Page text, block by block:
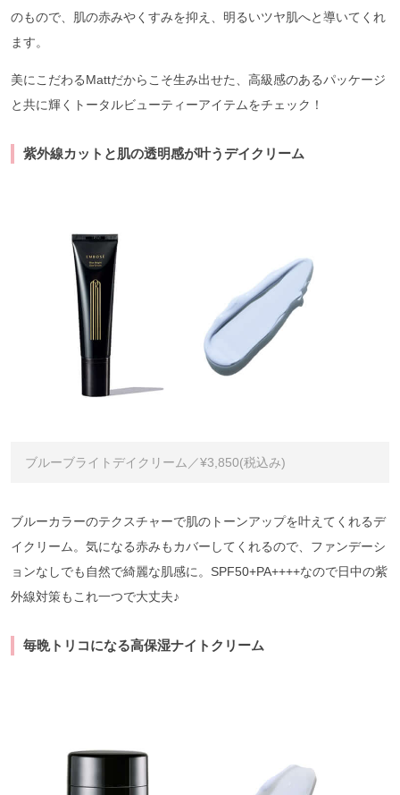
のもので、肌の赤みやくすみを抑え、明るいツヤ肌へと導いてくれ
ます。
美にこだわるMattだからこそ生み出せた、高級感のあるパッケージ
と共に輝くトータルビューティーアイテムをチェック！
紫外線カットと肌の透明感が叶うデイクリーム
ブルーブライトデイクリーム／¥3,850(税込み)
ブルーカラーのテクスチャーで肌のトーンアップを叶えてくれるデ
イクリーム。気になる赤みもカバーしてくれるので、ファンデーシ
ョンなしでも自然で綺麗な肌感に。SPF50+PA++++なので日中の紫
外線対策もこれ一つで大丈夫♪
毎晩トリコになる高保湿ナイトクリーム